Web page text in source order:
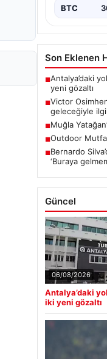
BTC
Son Eklenen
■Antalya’daki
yeni gözaltı
■Victor
geleceğiyle ilgili
■Muğla
■Outdoor
■Bernardo
‘Buraya
Güncel
06/08/2026
Antalya’daki
iki yeni gözaltı